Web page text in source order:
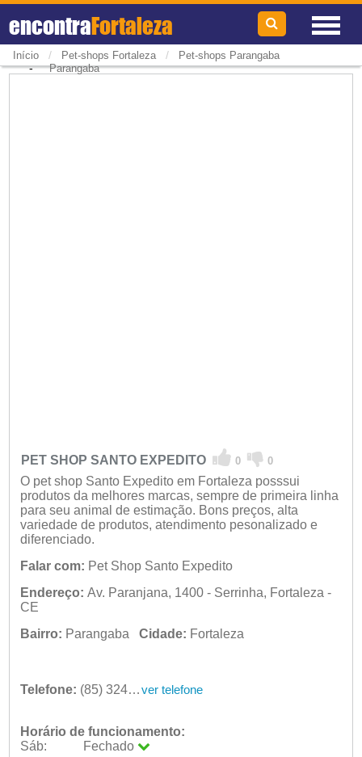
encontraFortaleza
Início / Pet-shops Fortaleza / Pet-shops Parangaba
-Parangaba
PET SHOP SANTO EXPEDITO 0 0
O pet shop Santo Expedito em Fortaleza posssui
produtos da melhores marcas, sempre de primeira linha
para seu animal de estimação. Bons preços, alta
variedade de produtos, atendimento pesonalizado e
diferenciado.
Falar com: Pet Shop Santo Expedito
Endereço: Av. Paranjana, 1400 - Serrinha, Fortaleza -
CE
Bairro: Parangaba Cidade: Fortaleza
Telefone: (85) 3245-2975 ver telefone
Horário de funcionamento:
Sáb:
Fechado